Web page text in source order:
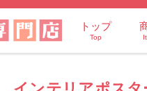
トップ
Top